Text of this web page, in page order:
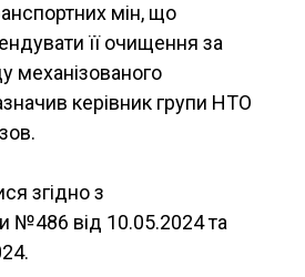
мін, що
її очищення за
механізованого
керівник групи НТО
згідно з
№486 від 10.05.2024 та